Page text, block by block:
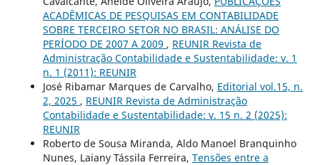
ACADÊMICAS DE PESQUISAS EM CONTABILIDADE
SOBRE TERCEIRO SETOR NO BRASIL: ANÁLISE DO
PERÍODO DE 2007 A 2009 , REUNIR Revista de
Administração Contabilidade e Sustentabilidade: v. 1
n. 1 (2011): REUNIR
José Ribamar Marques de Carvalho, Editorial vol.15, n.
2, 2025 , REUNIR Revista de Administração
Contabilidade e Sustentabilidade: v. 15 n. 2 (2025):
REUNIR
Roberto de Sousa Miranda, Aldo Manoel Branquinho
Nunes, Laiany Tássila Ferreira, Tensões entre a